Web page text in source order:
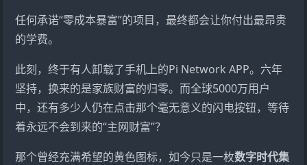
任何承诺“零成本暴富”的项目，最终都会让你付出最昂贵
的学费。
此刻，终于有人卸载了手机上的Pi Network APP。六年
坚持，换来的是家族财富的归零。而全球5000万用户
中，还有多少人仍在点击那个毫无意义的闪电按钮，等待
着永远不会到来的“主网财富”？
那个曾经充满希望的黄色图标，如今只是一枚数字时代集